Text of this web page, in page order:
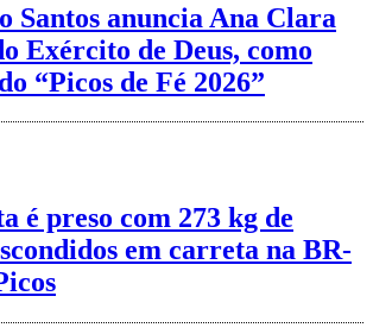
Santos anuncia Ana Clara
Exército de Deus, como
“Picos de Fé 2026”
é preso com 273 kg de
em carreta na BR-